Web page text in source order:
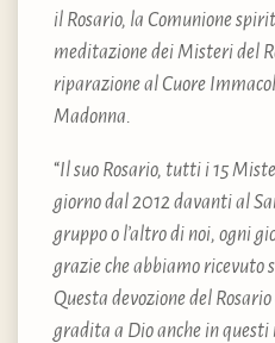
il Rosario, la Comunione
meditazione dei Misteri del
riparazione al Cuore
Madonna.
“Il suo Rosario, tutti i 15
giorno dal 2012 davanti al
gruppo o l’altro di noi, ogni
grazie che abbiamo ricevuto
Questa devozione del
gradita a Dio anche in